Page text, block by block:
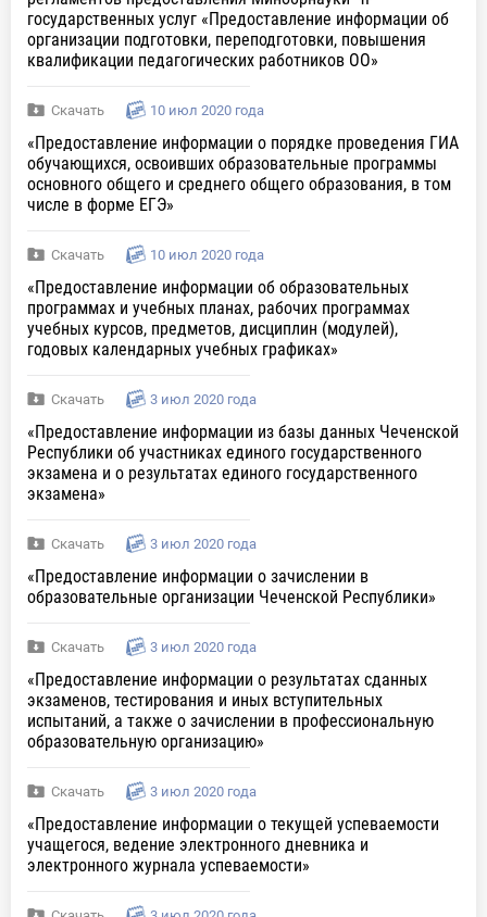
государственных услуг «Предоставление информации об
организации подготовки, переподготовки, повышения
квалификации педагогических работников ОО»
Скачать 10 июл 2020 года
«Предоставление информации о порядке проведения ГИА
обучающихся, освоивших образовательные программы
основного общего и среднего общего образования, в том
числе в форме ЕГЭ»
Скачать 10 июл 2020 года
«Предоставление информации об образовательных
программах и учебных планах, рабочих программах
учебных курсов, предметов, дисциплин (модулей),
годовых календарных учебных графиках»
Скачать 3 июл 2020 года
«Предоставление информации из базы данных Чеченской
Республики об участниках единого государственного
экзамена и о результатах единого государственного
экзамена»
Скачать 3 июл 2020 года
«Предоставление информации о зачислении в
образовательные организации Чеченской Республики»
Скачать 3 июл 2020 года
«Предоставление информации о результатах сданных
экзаменов, тестирования и иных вступительных
испытаний, а также о зачислении в профессиональную
образовательную организацию»
Скачать 3 июл 2020 года
«Предоставление информации о текущей успеваемости
учащегося, ведение электронного дневника и
электронного журнала успеваемости»